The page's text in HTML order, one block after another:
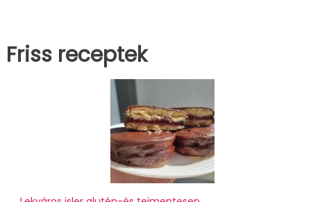
Friss receptek